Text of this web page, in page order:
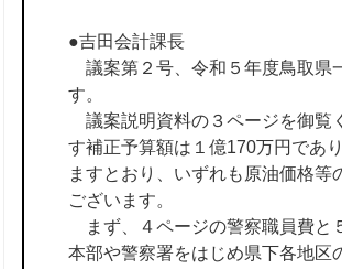
●吉田会計課長
議案第２号、令和５年度鳥取県
す。
議案説明資料の３ページを御覧
す補正予算額は１億170万円であ
ますとおり、いずれも原油価格
ございます。
まず、４ページの警察職員費と
本部や警察署をはじめ県下各地区